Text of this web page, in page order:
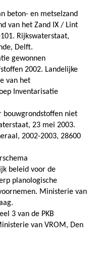
beton- en metselzand
van het Zand IX / Lint
Rijkswaterstaat,
Delft.
gewonnen
2002. Landelijke
van het
Inventarisatie
bouwgrondstoffen niet
23 mei 2003.
2002-2003, 28600
beleid voor de
planologische
Ministerie van
3 van de PKB
van VROM, Den